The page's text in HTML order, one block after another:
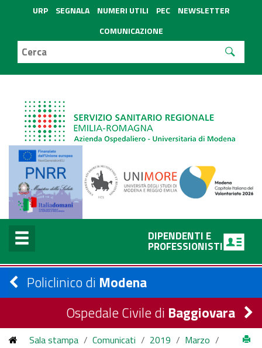
URP SEGNALA NUMERI UTILI PEC
NEWSLETTER
COMUNICAZIONE
DIPENDENTI E
PROFESSIONISTI
Policlinico di Modena
Ospedale Civile di Baggiovara
Sala stampa / Comunicati / 2019 / Marzo /